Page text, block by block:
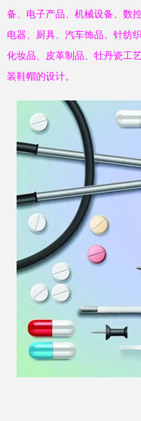
备、电子产品、机械设备、数
电器、厨具、汽车饰品、针纺
化妆品、皮革制品、牡丹瓷工
装鞋帽的设计。